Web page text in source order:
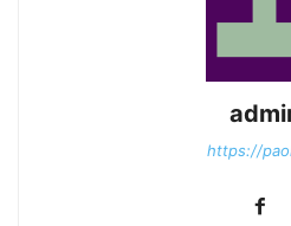
https://